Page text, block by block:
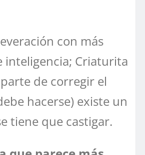
con más
inteligencia; Criaturita
de corregir el
hacerse) existe un
tiene que castigar.